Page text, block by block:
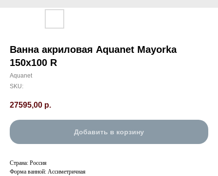
Ванна акриловая Aquanet Mayorka
150х100 R
Aquanet
SKU:
27595,00 р.
Добавить в корзину
Страна: Россия
Форма ванной: Ассиметричная